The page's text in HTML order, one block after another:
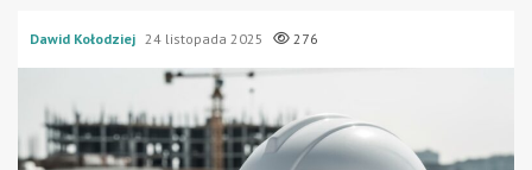
Dawid Kołodziej 24 listopada 2025 276